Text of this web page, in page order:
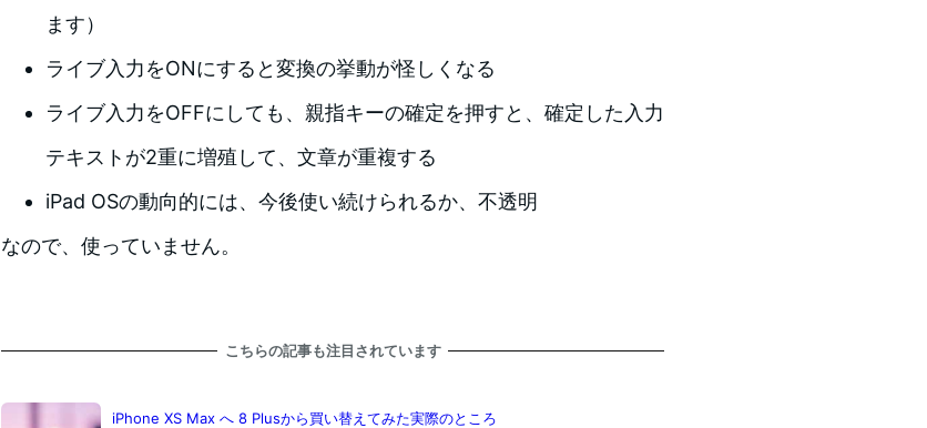
ます）
ライブ入力をONにすると変換の挙動が怪しくなる
ライブ入力をOFFにしても、親指キーの確定を押すと、確定した入力
テキストが2重に増殖して、文章が重複する
iPad OSの動向的には、今後使い続けられるか、不透明
なので、使っていません。
こちらの記事も注目されています
iPhone XS Max へ 8 Plusから買い替えてみた実際のところ